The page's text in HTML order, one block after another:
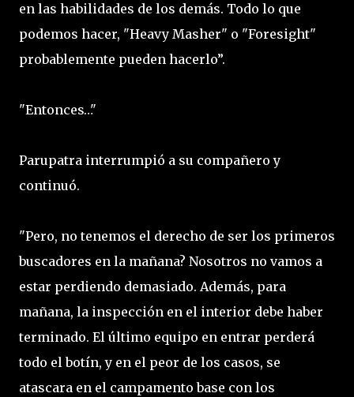
en las habilidades de los demás. Todo lo que
podemos hacer, "Heavy Masher" o "Foresight"
probablemente pueden hacerlo”.
"Entonces…"
Parupatra interrumpió a su compañero y
continuó.
"Pero, no tenemos el derecho de ser los primeros
buscadores en la mañana? Nosotros no vamos a
estar perdiendo demasiado. Además, para
mañana, la inspección en el interior debe haber
terminado. El último equipo en entrar perderá
todo el botín, y en el peor de los casos, se
atascara en el campamento base con los